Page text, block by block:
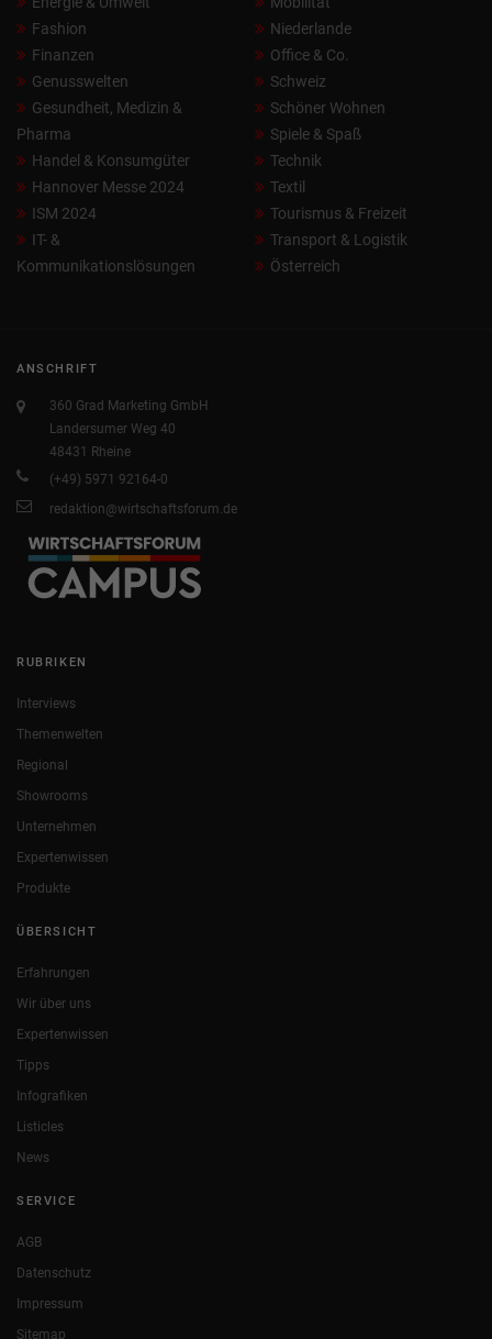
Fashion
Finanzen
Genusswelten
Gesundheit, Medizin &
Pharma
Handel & Konsumgüter
Hannover Messe 2024
ISM 2024
IT- &
Kommunikationslösungen
Niederlande
Office & Co.
Schweiz
Schöner Wohnen
Spiele & Spaß
Technik
Textil
Tourismus & Freizeit
Transport & Logistik
Österreich
ANSCHRIFT
360 Grad Marketing GmbH
Landersumer Weg 40
48431 Rheine
(+49) 5971 92164-0
redaktion@wirtschaftsforum.de
RUBRIKEN
Interviews
Themenwelten
Regional
Showrooms
Unternehmen
Expertenwissen
Produkte
ÜBERSICHT
Erfahrungen
Wir über uns
Expertenwissen
Tipps
Infografiken
Listicles
News
SERVICE
AGB
Datenschutz
Impressum
Sitemap